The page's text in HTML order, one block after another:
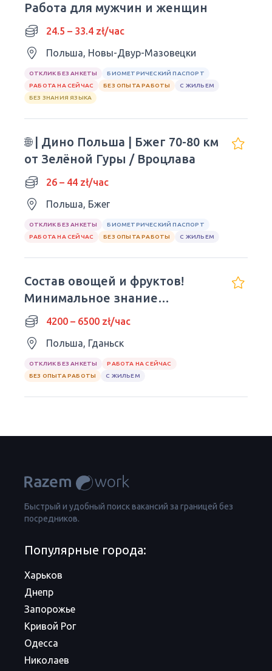
Работа для мужчин и женщин
24.5 – 33.4 zł/час
Польша, Новы-Двур-Мазовецки
ОТКЛИК БЕЗ АНКЕТЫ
БИОМЕТРИЧЕСКИЙ ПАСПОРТ
РАБОТА НА СЕЙЧАС
БЕЗ ОПЫТА РАБОТЫ
С ЖИЛЬЕМ
БЕЗ ЗНАНИЯ ЯЗЫКА
🌐 | Дино Польша | Бжег 70-80 км
от Зелёной Гуры / Вроцлава
26 – 44 zł/час
Польша, Бжег
ОТКЛИК БЕЗ АНКЕТЫ
БИОМЕТРИЧЕСКИЙ ПАСПОРТ
РАБОТА НА СЕЙЧАС
БЕЗ ОПЫТА РАБОТЫ С ЖИЛЬЕМ
Состав овощей и фруктов!
Минимальное знание
польского
4200 – 6500 zł/час
Польша, Гданьск
ОТКЛИК БЕЗ АНКЕТЫ
РАБОТА НА СЕЙЧАС
БЕЗ ОПЫТА РАБОТЫ
С ЖИЛЬЕМ
Быстрый и удобный поиск вакансий за границей без
посредников.
Популярные города:
Харьков
Днепр
Запорожье
Кривой Рог
Одесса
Николаев